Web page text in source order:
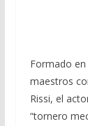
Formado
maestros
Rissi, el
“tornero